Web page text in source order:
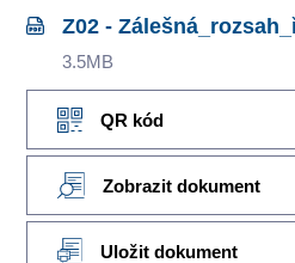
Z02 -
3.5MB
QR kód
Zobrazit dokument
Uložit dokument